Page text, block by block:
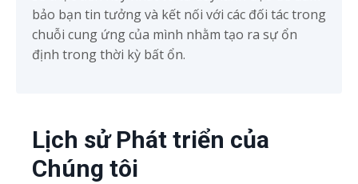
bảo bạn tin tưởng và kết nối với các đối tác trong
chuỗi cung ứng của mình nhằm tạo ra sự ổn
định trong thời kỳ bất ổn.
Lịch sử Phát triển của
Chúng tôi